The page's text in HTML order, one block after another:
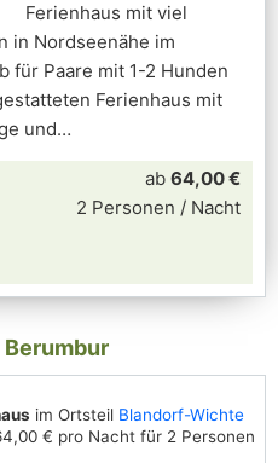
Ferienhaus mit viel
in Nordseenähe im
für Paare mit 1-2 Hunden
Ferienhaus mit
und
ab 64,00 €
2 Personen / Nacht
Berumbur
im Ortsteil Blandorf-Wichte
€ pro Nacht für 2 Personen